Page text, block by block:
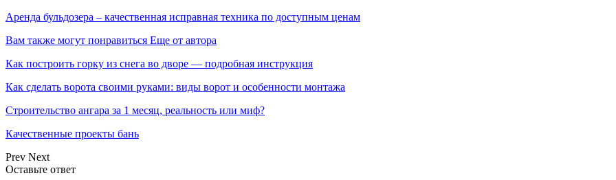
Аренда бульдозера – качественная исправная техника по доступным ценам
Вам также могут понравиться Еще от автора
Как построить горку из снега во дворе — подробная инструкция
Как сделать ворота своими руками: виды ворот и особенности монтажа
Строительство ангара за 1 месяц, реальность или миф?
Качественные проекты бань
Prev Next
Оставьте ответ